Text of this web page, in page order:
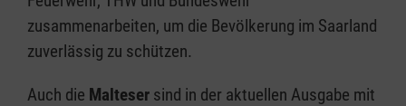
zusammenarbeiten, um die Bevölkerung im Saarland
zuverlässig zu schützen.
Auch die Malteser sind in der aktuellen Ausgabe mit